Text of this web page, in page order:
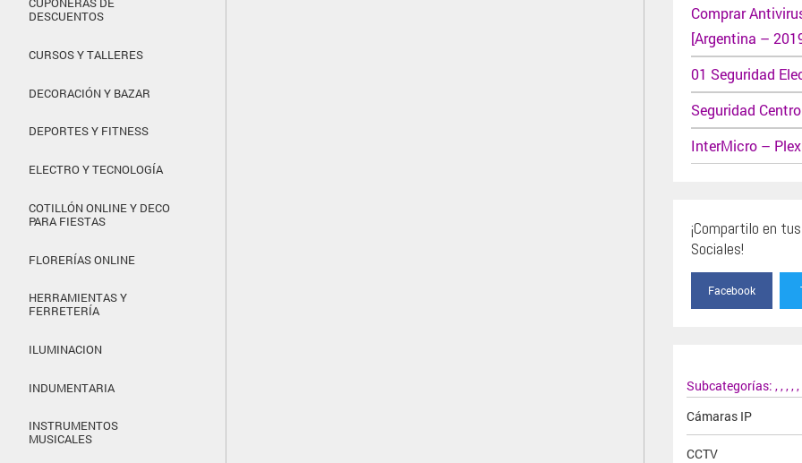
CUPONERAS DE
DESCUENTOS
CURSOS Y TALLERES
DECORACIÓN Y BAZAR
DEPORTES Y FITNESS
ELECTRO Y TECNOLOGÍA
COTILLÓN ONLINE Y DECO
PARA FIESTAS
FLORERÍAS ONLINE
HERRAMIENTAS Y
FERRETERÍA
ILUMINACION
INDUMENTARIA
INSTRUMENTOS
MUSICALES
Comprar
[Argentina –
01 Seguridad
Seguridad Centro
InterMicro – Plex
¡Compartilo en
Sociales!
Facebook
Subcategorías:
Cámaras IP
,
CCTV
,,,,